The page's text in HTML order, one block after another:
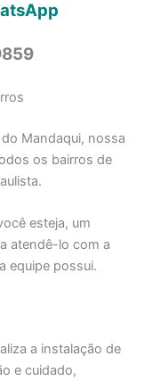
Mandaqui, nossa
os bairros de
esteja, um
atendê-lo com a
equipe possui.
a instalação de
e cuidado,